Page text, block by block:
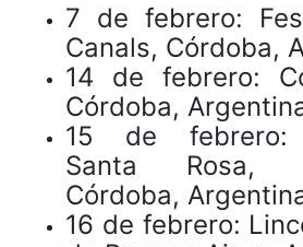
7 de febrero:
Canals, Córdoba,
14 de febrero:
Córdoba,
15 de febrero:
Santa Rosa,
Córdoba,
16 de febrero: